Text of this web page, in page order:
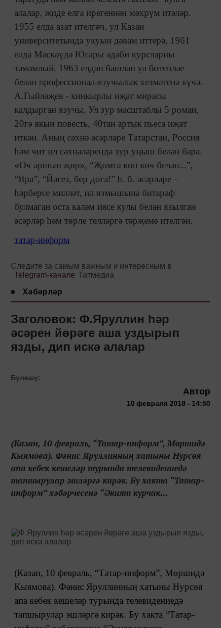
алалар, җиде елга ирегеннән мәхрүм итәләр.
1955 елда азат ителгәч, ул Казан
университетында укуын дәвам иттерә, 1961
елда Мәскәүдә Югары әдәби курсларны
тәмамлый. 1963 елдан башлап ул бөтенләе
белән профессионал-язучылык хезмәтенә күчә.
А.Гыйләҗев - киңкырлы иҗат мирасы
калдырган язучы. Ул зур масштаблы 5 роман,
20гә якын повесть, 40тан артык пьеса иҗат
иткән. Аның сәхнә әсәрләре Татарстан, Россия
һәм чит ил сәхнәләрендә зур уңыш белән бара.
«Өч аршын җир», “Җомга көн кич белән...”,
“Яра”, “Йәгез, бер дога!” һ. б. әсәрләре –
һәрберсе милләт, ил язмышына битараф
булмаган оста каләм иясе кулы белән язылган
әсәрләр һәм төрле телләргә тәрҗемә ителгән.
татар-информ
Следите за самым важным и интересным в
Telegram-канале Татмедиа
Хәбәрләр
Заголовок: Ф.Яруллин һәр
әсәрен йөрәге аша уздырып
язды, дип искә алалар
Бүлешү:
Автор
10 февраля 2018 - 14:50
(Казан, 10 февраль, “Татар-информ”, Мөршидә
Кыямова). Фәнис Яруллинның хатыны Нурсөя
апа кебек кешеләр турында телевидениедә
тапшырулар эшләргә кирәк. Бу хакта “Татар-
информ” хәбәрчесенә “Әкият курчак...
(Казан, 10 февраль, “Татар-информ”, Мөршидә
Кыямова). Фәнис Яруллинның хатыны Нурсөя
апа кебек кешеләр турында телевидениедә
тапшырулар эшләргә кирәк. Бу хакта “Татар-